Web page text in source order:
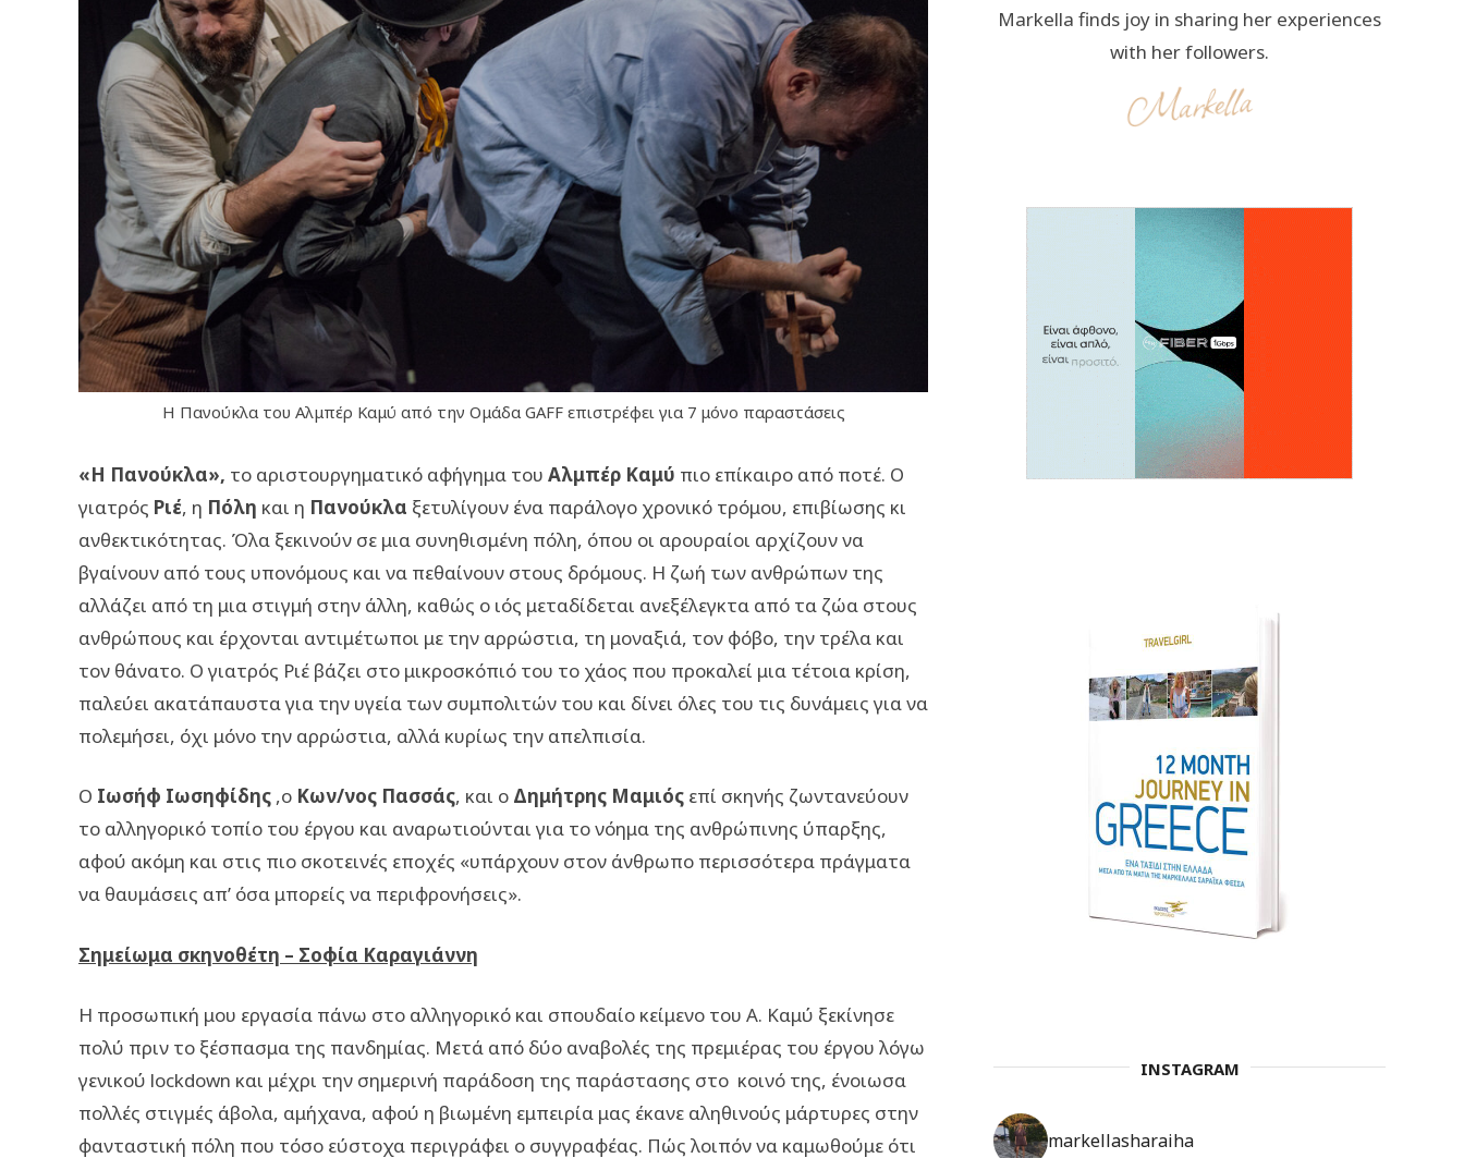
Η Πανούκλα του Αλμπέρ Καμύ από την Ομάδα GAFF επιστρέφει για 7 μόνο παραστάσεις
«Η Πανούκλα», το αριστουργηματικό αφήγημα του Αλμπέρ Καμύ πιο επίκαιρο από ποτέ. Ο
γιατρός Ριέ, η Πόλη και η Πανούκλα ξετυλίγουν ένα παράλογο χρονικό τρόμου, επιβίωσης κι
ανθεκτικότητας. Όλα ξεκινούν σε μια συνηθισμένη πόλη, όπου οι αρουραίοι αρχίζουν να
βγαίνουν από τους υπονόμους και να πεθαίνουν στους δρόμους. Η ζωή των ανθρώπων της
αλλάζει από τη μια στιγμή στην άλλη, καθώς ο ιός μεταδίδεται ανεξέλεγκτα από τα ζώα στους
ανθρώπους και έρχονται αντιμέτωποι με την αρρώστια, τη μοναξιά, τον φόβο, την τρέλα και
τον θάνατο. Ο γιατρός Ριέ βάζει στο μικροσκόπιό του το χάος που προκαλεί μια τέτοια κρίση,
παλεύει ακατάπαυστα για την υγεία των συμπολιτών του και δίνει όλες του τις δυνάμεις για να
πολεμήσει, όχι μόνο την αρρώστια, αλλά κυρίως την απελπισία.
Ο Ιωσήφ Ιωσηφίδης ,ο Κων/νος Πασσάς, και ο Δημήτρης Μαμιός επί σκηνής ζωντανεύουν
το αλληγορικό τοπίο του έργου και αναρωτιούνται για το νόημα της ανθρώπινης ύπαρξης,
αφού ακόμη και στις πιο σκοτεινές εποχές «υπάρχουν στον άνθρωπο περισσότερα πράγματα
να θαυμάσεις απ’ όσα μπορείς να περιφρονήσεις».
Σημείωμα σκηνοθέτη – Σοφία Καραγιάννη
Η προσωπική μου εργασία πάνω στο αλληγορικό και σπουδαίο κείμενο του Α. Καμύ ξεκίνησε
πολύ πριν το ξέσπασμα της πανδημίας. Μετά από δύο αναβολές της πρεμιέρας του έργου λόγω
γενικού lockdown και μέχρι την σημερινή παράδοση της παράστασης στο κοινό της, ένοιωσα
πολλές στιγμές άβολα, αμήχανα, αφού η βιωμένη εμπειρία μας έκανε αληθινούς μάρτυρες στην
φανταστική πόλη που τόσο εύστοχα περιγράφει ο συγγραφέας. Πώς λοιπόν να καμωθούμε ότι
Markella finds joy in sharing her experiences
with her followers.
INSTAGRAM
markellasharaiha